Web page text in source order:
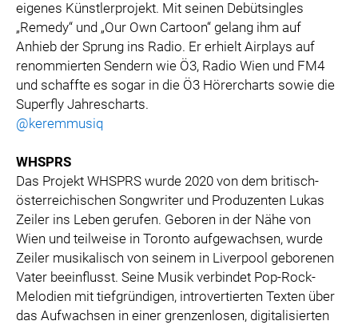
eigenes Künstlerprojekt. Mit seinen Debütsingles
„Remedy“ und „Our Own Cartoon“ gelang ihm auf
Anhieb der Sprung ins Radio. Er erhielt Airplays auf
renommierten Sendern wie Ö3, Radio Wien und FM4
und schaffte es sogar in die Ö3 Hörercharts sowie die
Superfly Jahrescharts.
@keremmusiq
WHSPRS
Das Projekt WHSPRS wurde 2020 von dem britisch-
österreichischen Songwriter und Produzenten Lukas
Zeiler ins Leben gerufen. Geboren in der Nähe von
Wien und teilweise in Toronto aufgewachsen, wurde
Zeiler musikalisch von seinem in Liverpool geborenen
Vater beeinflusst. Seine Musik verbindet Pop-Rock-
Melodien mit tiefgründigen, introvertierten Texten über
das Aufwachsen in einer grenzenlosen, digitalisierten